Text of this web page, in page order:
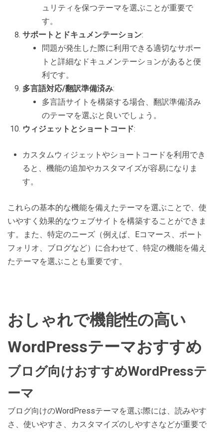
ュリティを保つテーマを選ぶことが重要で
す。
サポートとドキュメンテーション:
問題が発生した際に利用できる適切なサポー
トと詳細なドキュメンテーションがあると便
利です。
多言語対応/翻訳準備済み:
多言語サイトを構築する場合、翻訳準備済み
のテーマを選ぶと良いでしょう。
ウィジェットとショートコード:
カスタムウィジェットやショートコードを利用でき
ると、機能の追加やカスタマイズが容易になりま
す。
これらの基本的な機能を備えたテーマを選ぶことで、使
いやすく効果的なウェブサイトを構築することができま
す。また、特定のニーズ（例えば、Eコマース、ポート
フォリオ、ブログなど）に合わせて、特定の機能を備え
たテーマを選ぶことも重要です。
おしゃれで機能性の高い
WordPressテーマおすすめ
ブログ向けおすすめWordPressテ
ーマ
ブログ向けのWordPressテーマを選ぶ際には、読みやす
さ、使いやすさ、カスタマイズのしやすさなどが重要で